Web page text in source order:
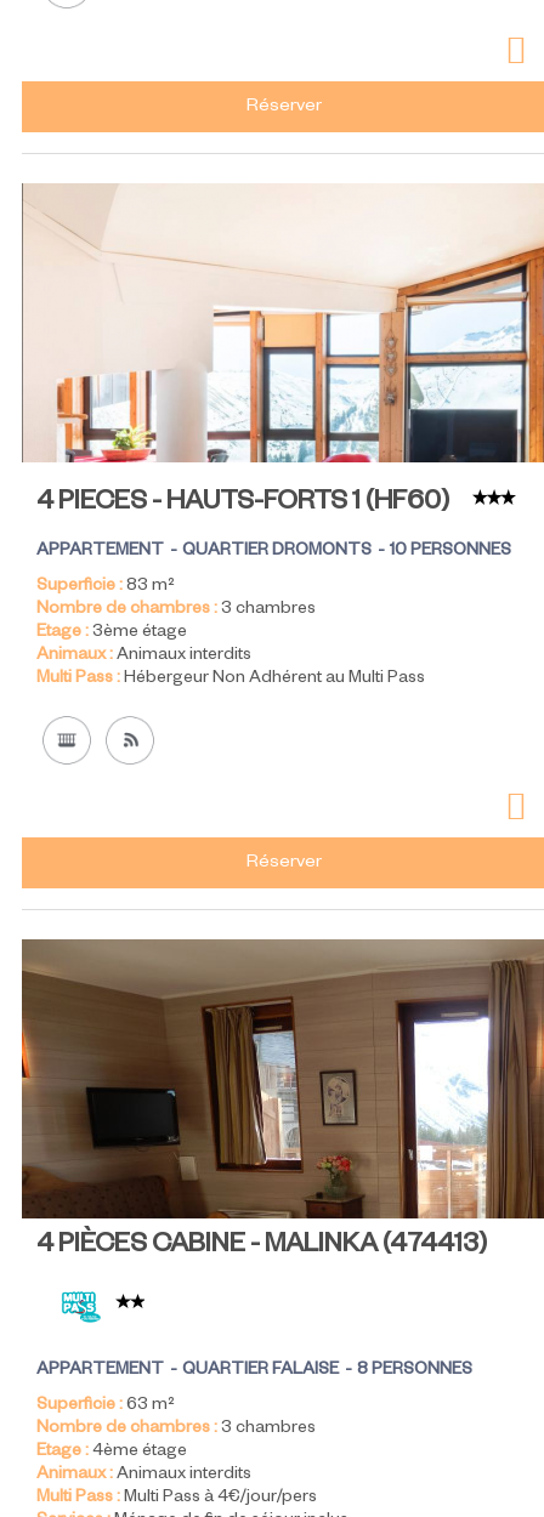
Réserver
4 PIECES - HAUTS-FORTS 1 (HF60)
APPARTEMENT QUARTIER DROMONTS
10 PERSONNES
Superficie :83 m²
Nombre de chambres :3 chambres
Etage :3ème étage
Animaux :Animaux interdits
Multi Pass :Hébergeur Non Adhérent au Multi Pass
Réserver
4 PIÈCES CABINE - MALINKA(474413)
APPARTEMENT QUARTIER FALAISE
8 PERSONNES
Superficie :63 m²
Nombre de chambres :3 chambres
Etage :4ème étage
Animaux :Animaux interdits
Multi Pass :Multi Pass à 4€/jour/pers